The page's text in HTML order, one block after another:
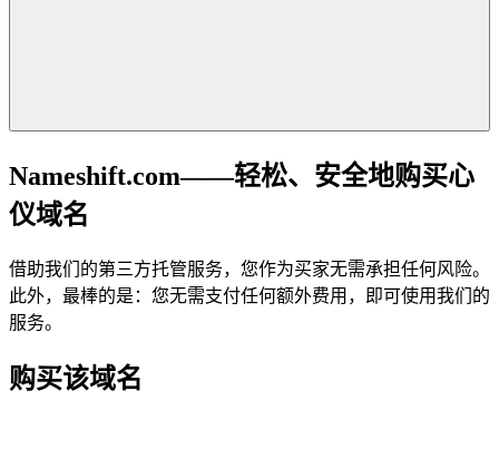
Nameshift.com——轻松、安全地购买心
仪域名
借助我们的第三方托管服务，您作为买家无需承担任何风险。
此外，最棒的是：您无需支付任何额外费用，即可使用我们的
服务。
购买该域名